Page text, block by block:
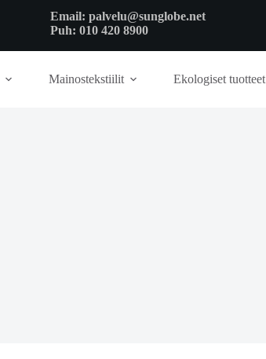
Email: palvelu@sunglobe.net
Puh: 010 420 8900
Mainostekstiilit Ekologiset tuotteet